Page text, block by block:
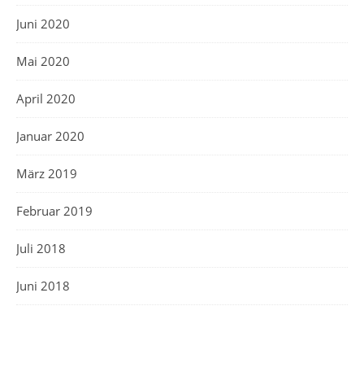
Juni 2020
Mai 2020
April 2020
Januar 2020
März 2019
Februar 2019
Juli 2018
Juni 2018